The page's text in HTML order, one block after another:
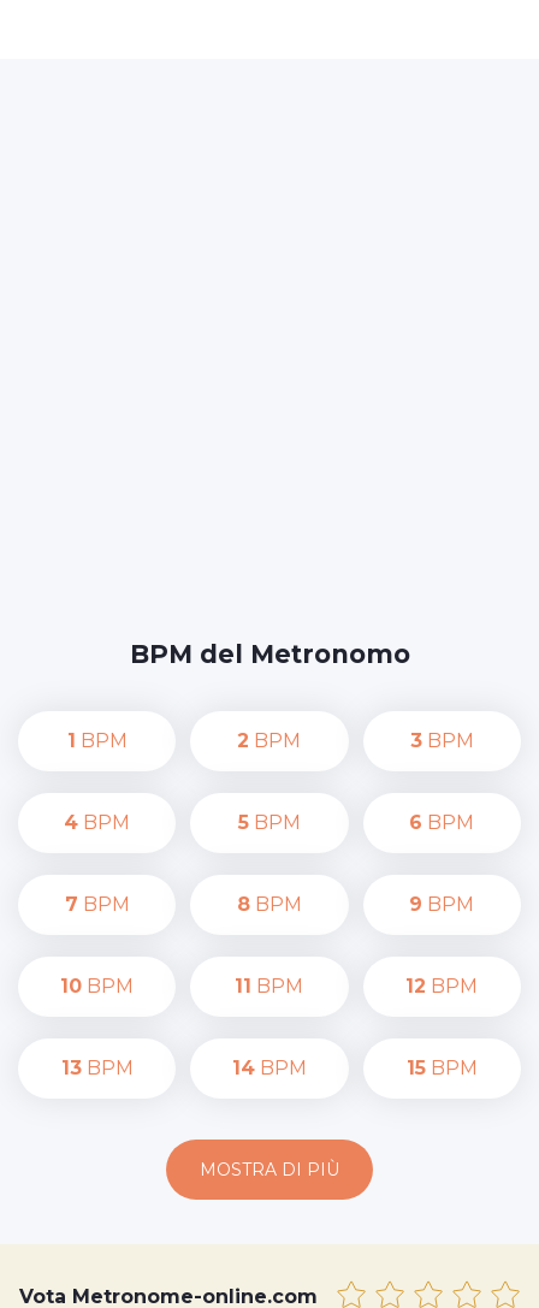
BPM del Metronomo
1 BPM 2 BPM 3BPM
4 BPM 5BPM 6 BPM
7 BPM 8BPM 9 BPM
10 BPM 11 BPM 12 BPM
13BPM 14BPM 15BPM
MOSTRA DI PIÙ
Vota Metronome-online.com